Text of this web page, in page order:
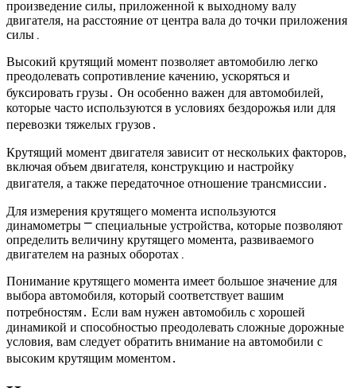
произведение силы, приложенной к выходному валу
двигателя, на расстояние от центра вала до точки приложения
силы․
Высокий крутящий момент позволяет автомобилю легко
преодолевать сопротивление качению, ускоряться и
буксировать грузы․ Он особенно важен для автомобилей,
которые часто используются в условиях бездорожья или для
перевозки тяжелых грузов․
Крутящий момент двигателя зависит от нескольких факторов,
включая объем двигателя, конструкцию и настройку
двигателя, а также передаточное отношение трансмиссии․
Для измерения крутящего момента используются
динамометры ⎻ специальные устройства, которые позволяют
определить величину крутящего момента, развиваемого
двигателем на разных оборотах․
Понимание крутящего момента имеет большое значение для
выбора автомобиля, который соответствует вашим
потребностям․ Если вам нужен автомобиль с хорошей
динамикой и способностью преодолевать сложные дорожные
условия, вам следует обратить внимание на автомобили с
высоким крутящим моментом․